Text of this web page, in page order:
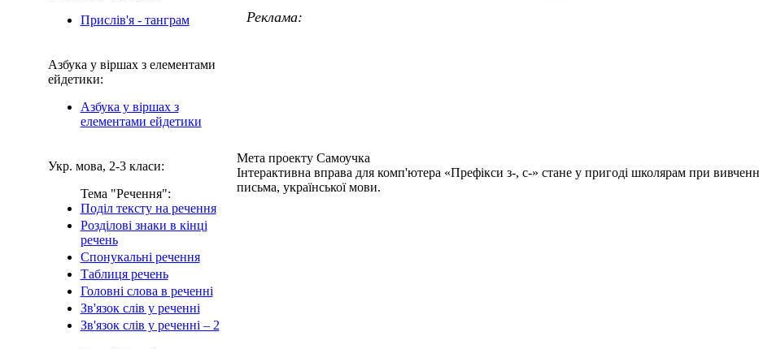
Прислів'я - танграм
Азбука у віршах з елементами
ейдетики:
Азбука у віршах з
елементами ейдетики
Укр. мова, 2-3 класи:
Тема "Речення":
Поділ тексту на речення
Розділові знаки в кінці
речень
Спонукальні речення
Таблиця речень
Головні слова в реченні
Зв'язок слів у реченні
Зв'язок слів у реченні – 2
Реклама:
Мета проекту Самоучка
Інтерактивна вправа для комп'ютера «Префікси з-, с-» стане у пригоді школярам при
письма, української мови.